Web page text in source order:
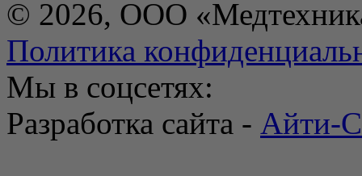
© 2026, ООО
Политика
Мы в соцсетях:
Разработка сайта - Айти-